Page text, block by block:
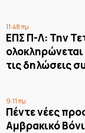
11:48 πμ
ΕΠΣ Π-Λ: Την
τις δηλώσεις
9:11 πμ
Πέντε νέες
Αμβρακικό